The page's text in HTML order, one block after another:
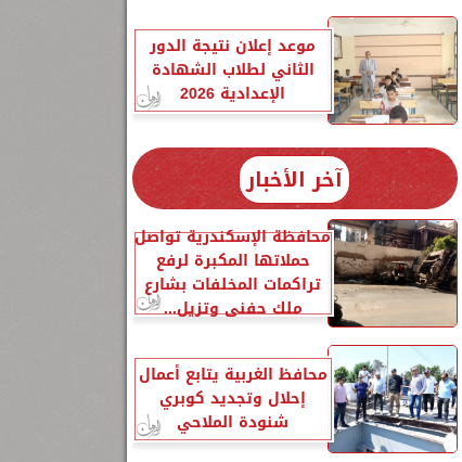
موعد إعلان نتيجة الدور
الثاني لطلاب الشهادة
الإعدادية 2026
آخر الأخبار
محافظة الإسكندرية تواصل
حملاتها المكبرة لرفع
تراكمات المخلفات بشارع
ملك حفني وتزيل...
محافظ الغربية يتابع أعمال
إحلال وتجديد كوبري
شنودة الملاحي